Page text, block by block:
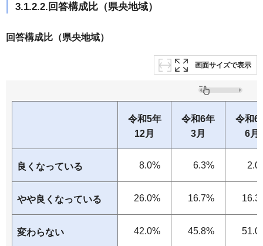
3.1.2.2.回答構成比（県央地域）
回答構成比（県央地域）
画面サイズで表示
令和5年
12月
令和6年
3月
令和6
6月
良くなっている 8.0% 6.3%
やや良くなっている 26.0% 16.7%
変わらない 42.0% 45.8%